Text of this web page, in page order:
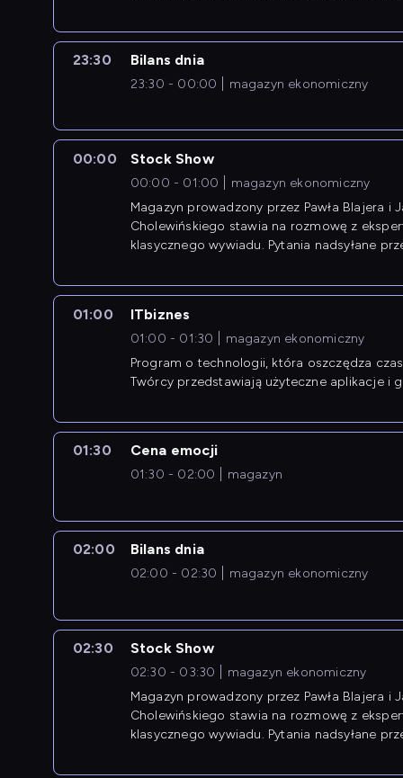
23:30 Bilans dnia
23:30 - 00:00 magazyn ekonomiczny
00:00 Stock Show
00:00 - 01:00
magazyn ekonomiczny
Magazyn prowadzony przez Pawła Blajera i
Cholewińskiego stawia na rozmowę z
klasycznego wywiadu. Pytania nadsyłane
01:00 ITbiznes
01:00 - 01:30
magazyn ekonomiczny
Program o technologii, która oszczędza
Twórcy przedstawiają użyteczne aplikacje i
01:30 Cena emocji
01:30 - 02:00 magazyn
02:00 Bilans dnia
02:00 - 02:30 magazyn ekonomiczny
02:30 Stock Show
02:30 - 03:30
magazyn ekonomiczny
Magazyn prowadzony przez Pawła Blajera i
Cholewińskiego stawia na rozmowę z
klasycznego wywiadu. Pytania nadsyłane